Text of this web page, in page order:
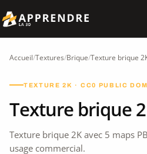
Accueil/Textures/Brique/Texture brique
TEXTURE 2K · CC0 PUBLIC
Texture brique
Texture brique 2K avec 5 maps
usage commercial.